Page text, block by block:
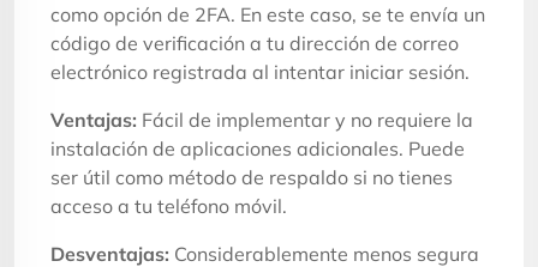
como opción de 2FA. En este caso, se te envía un
código de verificación a tu dirección de correo
electrónico registrada al intentar iniciar sesión.
Ventajas: Fácil de implementar y no requiere la
instalación de aplicaciones adicionales. Puede
ser útil como método de respaldo si no tienes
acceso a tu teléfono móvil.
Desventajas: Considerablemente menos segura